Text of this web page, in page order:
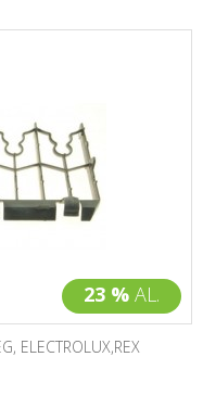
23 % AL.
ELECTROLUX,REX